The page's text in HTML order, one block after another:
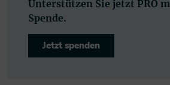
Unterstützen Sie jetzt PRO
Spende.
Jetzt spenden